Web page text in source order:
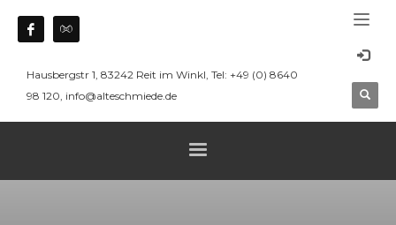
Hausbergstr 1, 83242 Reit im Winkl, Tel: +49 (0) 8640
98 120, info@alteschmiede.de